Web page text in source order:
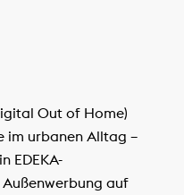
Out of Home)
im urbanen Alltag –
EDEKA-
auf